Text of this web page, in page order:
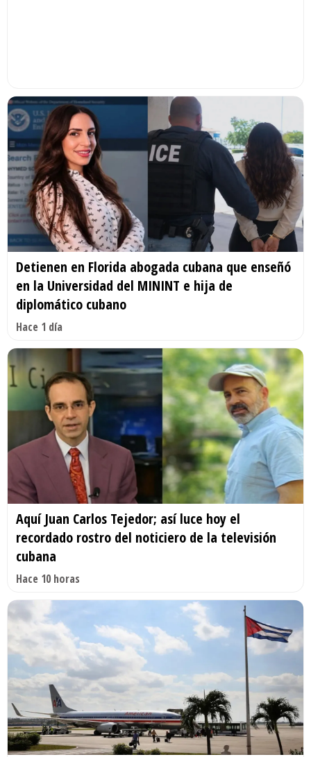
Detienen en Florida abogada cubana que enseñó
en la Universidad del MININT e hija de
diplomático cubano
Hace 1 día
Aquí Juan Carlos Tejedor; así luce hoy el
recordado rostro del noticiero de la televisión
cubana
Hace 10 horas